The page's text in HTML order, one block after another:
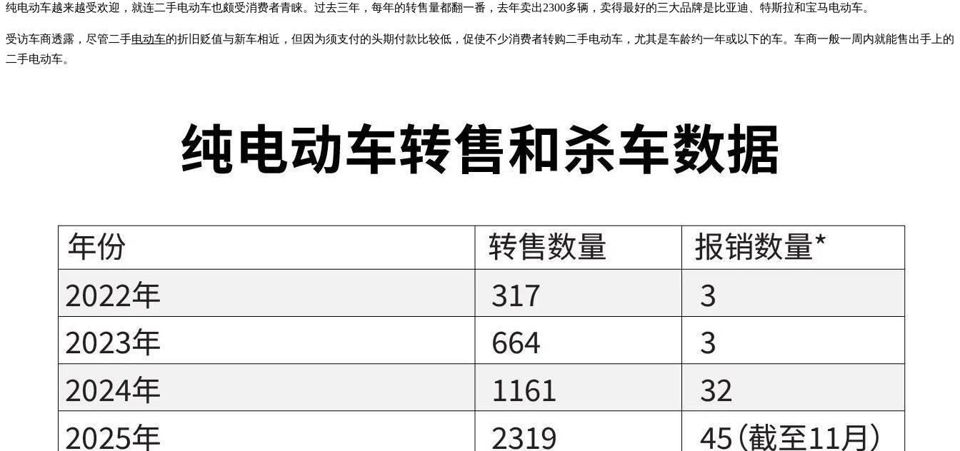
纯电动车越来越受欢迎，就连二手电动车也颇受消费者青睐。过去三年，每年的转售量都翻一番，去年卖出2300多辆，卖得最好的三大品牌是比亚迪、特斯拉和宝马电动车。
受访车商透露，尽管二手电动车的折旧贬值与新车相近，但因为须支付的头期付款比较低，促使不少消费者转购二手电动车，尤其是车龄约一年或以下的车。车商一般一周内就能售出手上的
二手电动车。